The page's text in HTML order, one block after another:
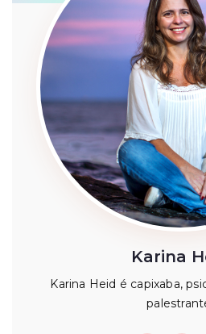
Karina
Karina Heid é capixaba,